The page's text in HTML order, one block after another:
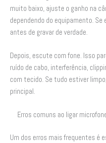
muito baixo, ajuste o ganho na
dependendo do equipamento.
antes de gravar de verdade.
Depois, escute com fone. Isso
ruído de cabo, interferência,
com tecido. Se tudo estiver
principal.
Erros comuns ao ligar
Um dos erros mais frequentes é